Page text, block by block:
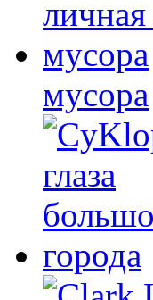
мусора